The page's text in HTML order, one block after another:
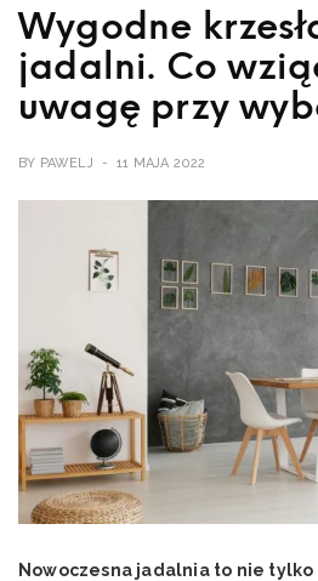
Wygodne
jadalni. Co
uwagę przy
BY PAWELJ 11 MAJA 2022
Nowoczesna jadalnia to nie